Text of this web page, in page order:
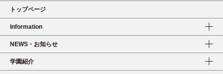
トップページ
Information
NEWS・お知らせ
学園紹介